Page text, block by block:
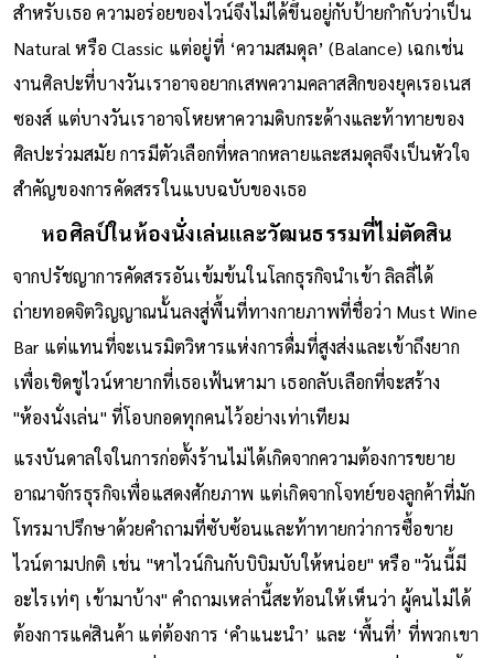
สำหรับเธอ ความอร่อยของไวน์จึงไม่ได้ขึ้นอยู่กับป้ายกำกับว่าเป็น
Natural หรือ Classic แต่อยู่ที่ ‘ความสมดุล’ (Balance) เฉกเช่น
งานศิลปะที่บางวันเราอาจอยากเสพความคลาสสิกของยุคเรอเนส
ซองส์ แต่บางวันเราอาจโหยหาความดิบกระด้างและท้าทายของ
ศิลปะร่วมสมัย การมีตัวเลือกที่หลากหลายและสมดุลจึงเป็นหัวใจ
สำคัญของการคัดสรรในแบบฉบับของเธอ
หอศิลป์ในห้องนั่งเล่นและวัฒนธรรมที่ไม่ตัดสิน
จากปรัชญาการคัดสรรอันเข้มข้นในโลกธุรกิจนำเข้า ลิลลี่ได้
ถ่ายทอดจิตวิญญาณนั้นลงสู่พื้นที่ทางกายภาพที่ชื่อว่า Must Wine
Bar แต่แทนที่จะเนรมิตวิหารแห่งการดื่มที่สูงส่งและเข้าถึงยาก
เพื่อเชิดชูไวน์หายากที่เธอเฟ้นหามา เธอกลับเลือกที่จะสร้าง
"ห้องนั่งเล่น" ที่โอบกอดทุกคนไว้อย่างเท่าเทียม
แรงบันดาลใจในการก่อตั้งร้านไม่ได้เกิดจากความต้องการขยาย
อาณาจักรธุรกิจเพื่อแสดงศักยภาพ แต่เกิดจากโจทย์ของลูกค้าที่มัก
โทรมาปรึกษาด้วยคำถามที่ซับซ้อนและท้าทายกว่าการซื้อขาย
ไวน์ตามปกติ เช่น "หาไวน์กินกับบิบิมบับให้หน่อย" หรือ "วันนี้มี
อะไรเท่ๆ เข้ามาบ้าง" คำถามเหล่านี้สะท้อนให้เห็นว่า ผู้คนไม่ได้
ต้องการแค่สินค้า แต่ต้องการ ‘คำแนะนำ’ และ ‘พื้นที่’ ที่พวกเขา